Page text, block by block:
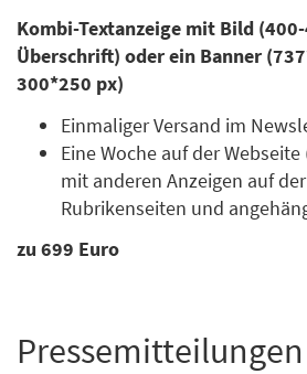
Kombi-Textanzeige mit Bild
Überschrift) oder ein Banner
300*250 px)
Einmaliger Versand im
Eine Woche auf der
mit anderen Anzeigen auf
Rubrikenseiten und
zu 699 Euro
Pressemitteilungen